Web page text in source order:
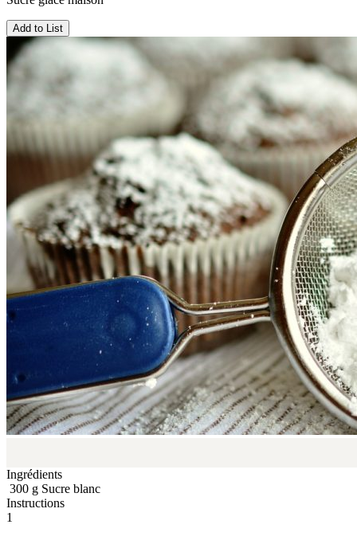
Add to List
Ingrédients
300 g Sucre blanc
Instructions
1